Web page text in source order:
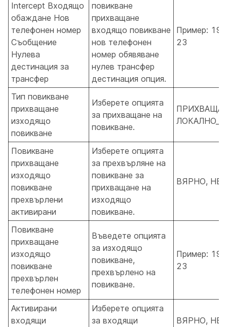
Intercept Входящо
обаждане Нов
телефонен номер
Съобщение
Нулева
дестинация за
трансфер
повикване
прихващане
входящо повикване
нов телефонен
номер обявяване
нулев трансфер
дестинация опция.
Пример:
23
Тип повикване
прихващане
изходящо
повикване
Изберете опцията
за прихващане на
повикване.
ЛОКАЛНО_
Повикване
прихващане
изходящо
повикване
прехвърлени
активирани
Изберете опцията
за прехвърляне на
повикване за
прихващане на
изходящо
повикване.
ВЯРНО,
Повикване
прихващане
изходящо
повикване
прехвърлен
телефонен номер
Въведете опцията
за изходящо
повикване,
прехвърлено на
повикване.
Пример:
23
Активирани
входящи
Изберете опцията
за входящи
ВЯРНО,